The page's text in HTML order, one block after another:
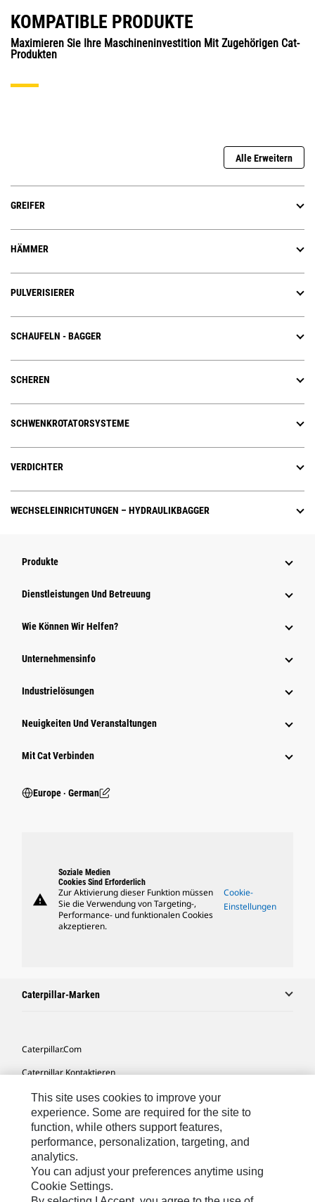
KOMPATIBLE PRODUKTE
Maximieren Sie Ihre Maschineninvestition Mit Zugehörigen Cat-
Produkten
Alle Erweitern
GREIFER
HÄMMER
PULVERISIERER
SCHAUFELN - BAGGER
SCHEREN
SCHWENKROTATORSYSTEME
VERDICHTER
WECHSELEINRICHTUNGEN – HYDRAULIKBAGGER
Produkte
Dienstleistungen Und Betreuung
Wie Können Wir Helfen?
Unternehmensinfo
Industrielösungen
Neuigkeiten Und Veranstaltungen
Mit Cat Verbinden
Europe ‧ German
warning
Soziale Medien
Cookies Sind Erforderlich
Zur Aktivierung dieser Funktion müssen
Sie die Verwendung von Targeting-,
Performance- und funktionalen Cookies
akzeptieren.
Cookie-
Einstellungen
Caterpillar-Marken
Caterpillar.com
Caterpillar Kontaktieren
Meine Marketing-Präferenzen
Seitenübersicht
Cookie Settings
Rechtliche Hinweise
Datenschutz
This site uses cookies to improve your
experience. Some are required for the site to
function, while others support features,
performance, personalization, targeting, and
analytics.
You can adjust your preferences anytime using
Cookie Settings.